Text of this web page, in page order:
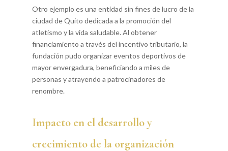
Otro ejemplo es una entidad sin fines de lucro de la
ciudad de Quito dedicada a la promoción del
atletismo y la vida saludable. Al obtener
financiamiento a través del incentivo tributario, la
fundación pudo organizar eventos deportivos de
mayor envergadura, beneficiando a miles de
personas y atrayendo a patrocinadores de
renombre.
Impacto en el desarrollo y
crecimiento de la organización